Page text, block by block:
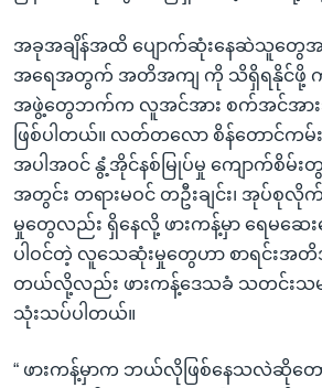
အခုအချိန်အထိ ပျောက်ဆုံးနေဆဲသူတွေ
အရေအတွက် အတိအကျ ကို သိရှိရနိုင်ဖို့
အဖွဲ့တွေဘက်က လူအင်အား စက်အင်အား
ဖြစ်ပါတယ်။ လတ်တလော စိန်တောင်ကမ်း
အပါအဝင် နွံ့အိုင်နစ်မြုပ်မှု ကျောက်စိမ်း
အတွင်း တရားမဝင် တဦးချင်း၊ အုပ်စုလို
မှုတွေလည်း ရှိနေလို့ ဖားကန့်မှာ ရေမဆေ
ပါဝင်တဲ့ လူသေဆုံးမှုတွေဟာ စာရင်းအ
တယ်လို့လည်း ဖားကန့်ဒေသခံ သတင်းသ
သုံးသပ်ပါတယ်။
“ ဖားကန့်မှာက ဘယ်လိုဖြစ်နေသလဲဆိုတ